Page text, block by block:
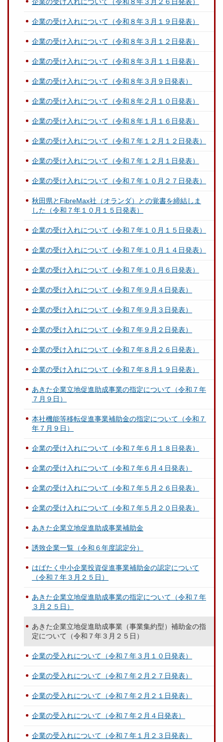
企業の受け入れについて（令和８年３月１９日発表）
企業の受け入れについて（令和８年３月１２日発表）
企業の受け入れについて（令和８年３月１１日発表）
企業の受け入れについて（令和８年３月９日発表）
企業の受け入れについて（令和８年２月１０日発表）
企業の受け入れについて（令和８年１月１６日発表）
企業の受け入れについて（令和７年１２月１２日発表）
企業の受け入れについて（令和７年１２月１日発表）
企業の受け入れについて（令和７年１０月２７日発表）
秋田県とFibreMax社（オランダ）との覚書を締結しま
した（令和７年１０月１５日発表）
企業の受け入れについて（令和７年１０月１５日発表）
企業の受け入れについて（令和７年１０月１４日発表）
企業の受け入れについて（令和７年１０月６日発表）
企業の受け入れについて（令和７年９月４日発表）
企業の受け入れについて（令和７年９月３日発表）
企業の受け入れについて（令和７年９月２日発表）
企業の受け入れについて（令和７年８月２６日発表）
企業の受け入れについて（令和７年８月１９日発表）
あきた企業立地促進助成事業の指定について（令和７年
７月９日）
本社機能等移転促進事業補助金の指定について（令和７
年７月９日）
企業の受け入れについて（令和７年６月１８日発表）
企業の受け入れについて（令和７年６月４日発表）
企業の受け入れについて（令和７年５月２６日発表）
企業の受け入れについて（令和７年５月２０日発表）
あきた企業立地促進助成事業補助金
誘致企業一覧（令和６年度認定分）
はばたく中小企業投資促進事業補助金の認定について
（令和７年３月２５日）
あきた企業立地促進助成事業の指定について（令和７年
３月２５日）
あきた企業立地促進助成事業（事業集約型）補助金の指
定について（令和７年３月２５日）
企業の受入れについて（令和７年３月１０日発表）
企業の受入れについて（令和７年２月２７日発表）
企業の受入れについて（令和７年２月２１日発表）
企業の受入れについて（令和７年２月４日発表）
企業の受入れについて（令和７年１月２３日発表）